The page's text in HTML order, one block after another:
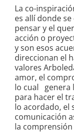
La co-
es allí donde
pensar y el
acción o
y son esos
direccionan el
valores
amor, el
lo cual genera
para hacer el
lo acordado, el
comunicación
la